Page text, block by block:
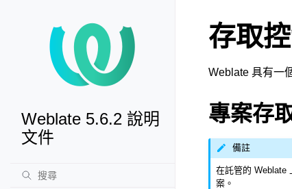
Weblate 5.6.2 說明
文件
存取
Weblate 具有一
專案存
備註
在託管的 Weblate
案。